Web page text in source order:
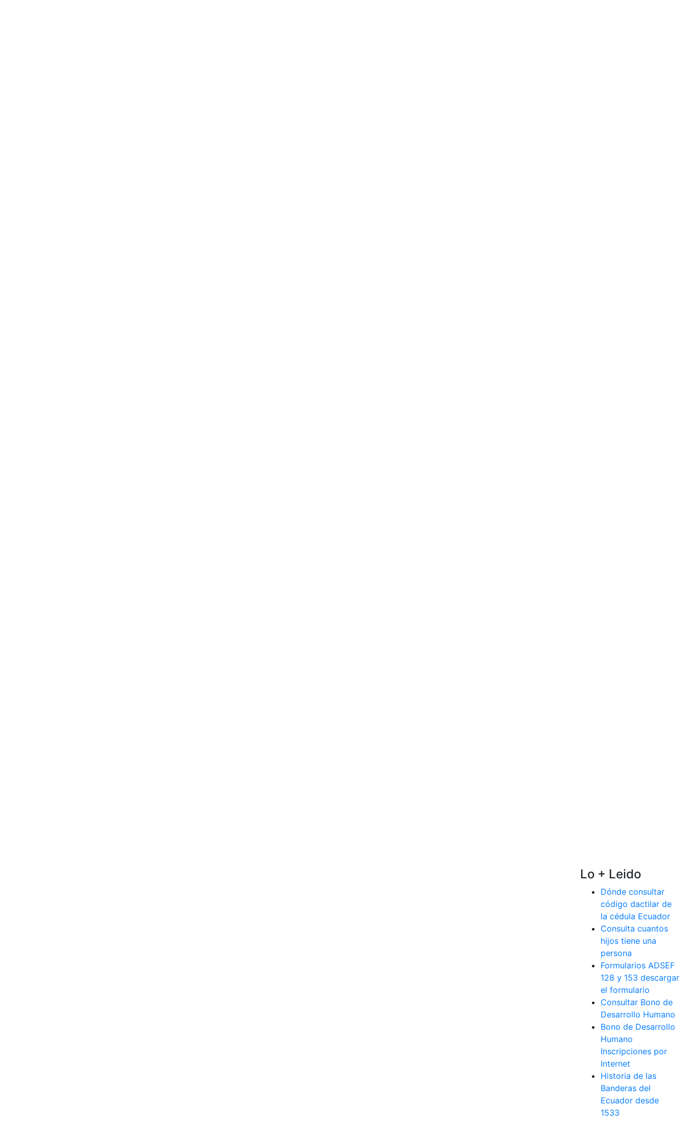
Lo + Leido
Dónde consultar
código dactilar de
la cédula Ecuador
Consulta cuantos
hijos tiene una
persona
Formularios ADSEF
128 y 153 descargar
el formulario
Consultar Bono de
Desarrollo Humano
Bono de Desarrollo
Humano
Inscripciones por
Internet
Historia de las
Banderas del
Ecuador desde
1533